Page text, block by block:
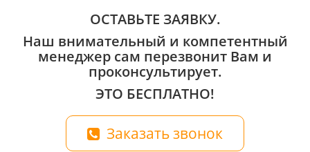
ОСТАВЬТЕ ЗАЯВКУ.
Наш внимательный и компетентный
менеджер сам перезвонит Вам и
проконсультирует.
ЭТО БЕСПЛАТНО!
Заказать звонок